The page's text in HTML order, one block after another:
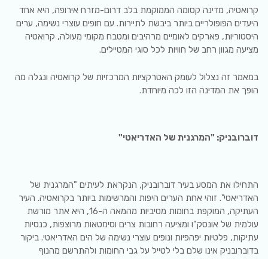
קרואטיה, מדינה קסומה הממוקמת בלב דרום-מזרח אירופה, היא אחד
היעדים הפופולריים ביותר ביבשת לתיירות. עם חופים עוצרי נשימה, ערים
היסטוריות, פארקים לאומיים מרהיבים ומטבח מקומי מעולה, קרואטיה
מציעה מגוון רחב של חוויות לכל סוגי המטיילים.
במאמר זה נצלול לעומק האטרקציות המרכזיות של קרואטיה ונגלה מה
הופך את המדינה הזו לכה מיוחדת.
דוברובניק: "המרגנית של האדריאטי"
התחילו את המסע בעיר דוברובניק, הנקראת לעיתים "המרגנית של
האדריאטי". זוהי אחת הערים היפות והמרשימות ביותר בקרואטיה. העיר
העתיקה, המוקפת בחומות מסיביות מהמאה ה-16, היא אתר מורשת
עולמית של אונסק"ו ומציעה רחובות צרים וסימטאות מרוצפות, כנסיות
עתיקות, פלטיות יפהפיות ונופים עוצרי נשימה של הים האדריאטי. ביקור
בדוברובניק אינו שלם בלי לטייל על גבי החומות ולהתרשם מהנוף